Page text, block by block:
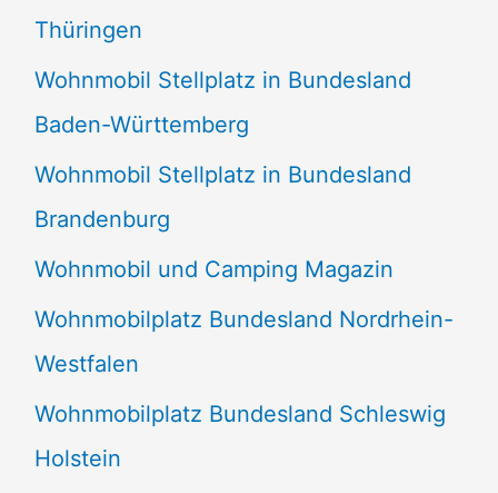
Thüringen
Wohnmobil Stellplatz in Bundesland
Baden-Württemberg
Wohnmobil Stellplatz in Bundesland
Brandenburg
Wohnmobil und Camping Magazin
Wohnmobilplatz Bundesland Nordrhein-
Westfalen
Wohnmobilplatz Bundesland Schleswig
Holstein